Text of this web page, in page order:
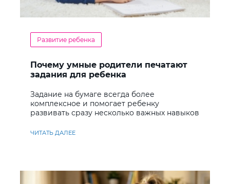
Развитие ребенка
Почему умные родители печатают
задания для ребенка
Задание на бумаге всегда более
комплексное и помогает ребенку
развивать сразу несколько важных навыков
ЧИТАТЬ ДАЛЕЕ